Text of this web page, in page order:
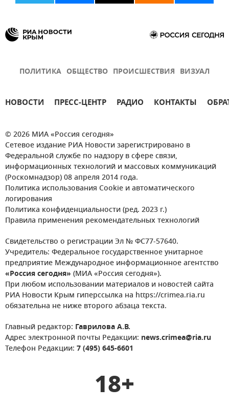
ПОЛИТИКА ОБЩЕСТВО ПРОИСШЕСТВИЯ ВИЗУАЛ
НОВОСТИ ПРЕСС-ЦЕНТР РАДИО КОНТАКТЫ
© 2026 МИА «Россия сегодня»
Сетевое издание РИА Новости зарегистрировано в
Федеральной службе по надзору в сфере связи,
информационных технологий и массовых коммуникаций
(Роскомнадзор) 08 апреля 2014 года.
Политика использования Cookie и автоматического
логирования
Политика конфиденциальности (ред. 2023 г.)
Правила применения рекомендательных технологий
Свидетельство о регистрации Эл № ФС77-57640.
Учредитель: Федеральное государственное унитарное
предприятие Международное информационное агентство
«Россия сегодня» (МИА «Россия сегодня»).
При любом использовании материалов и новостей сайта
РИА Новости Крым гиперссылка на https://crimea.ria.ru
обязательна не ниже второго абзаца текста.
Главный редактор: Гаврилова А.В.
Адрес электронной почты Редакции: news.crimea@ria.ru
Телефон Редакции: 7 (495) 645-6601
18+